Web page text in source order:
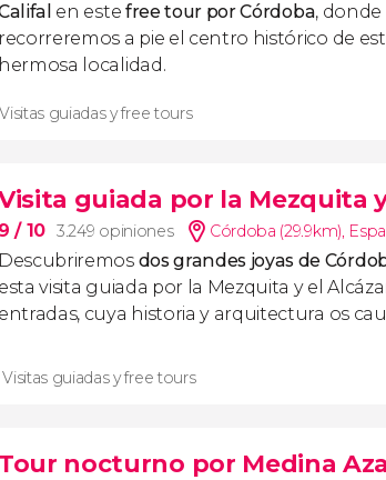
en este free tour por Córdoba, donde
recorreremos a pie el centro histórico de
hermosa localidad.
Visitas guiadas y free tours
guiada por la Mezquita
9/ 10 3.249 opiniones Córdoba (29.9km),
Descubriremos dos grandes joyas de
esta visita guiada por la Mezquita y el
entradas, cuya historia y arquitectura os
Visitas guiadas y free tours
Tour nocturno por Medina